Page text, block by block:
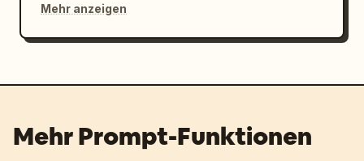
Mehr anzeigen
Mehr Prompt-Funktionen